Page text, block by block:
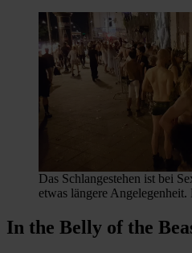
Das Schlangestehen ist bei
etwas längere
In the Belly of the